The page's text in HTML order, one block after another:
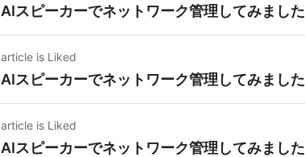
AIスピーカーでネットワーク管理してみました
article is Liked
AIスピーカーでネットワーク管理してみました
article is Liked
AIスピーカーでネットワーク管理してみました